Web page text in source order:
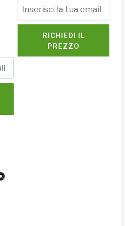
RICHIEDI IL
PREZZO